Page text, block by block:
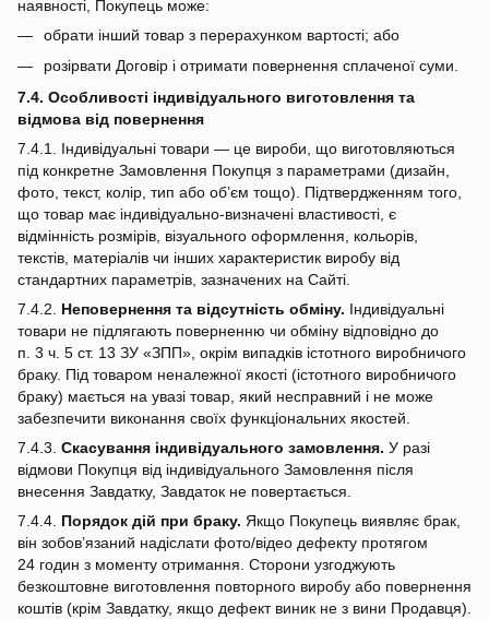
наявності, Покупець може:
обрати інший товар з перерахунком вартості; або
розірвати Договір і отримати повернення сплаченої суми.
7.4. Особливості індивідуального виготовлення та
відмова від повернення
7.4.1. Індивідуальні товари — це вироби, що виготовляються
під конкретне Замовлення Покупця з параметрами (дизайн,
фото, текст, колір, тип або об’єм тощо). Підтвердженням того,
що товар має індивідуально‑визначені властивості, є
відмінність розмірів, візуального оформлення, кольорів,
текстів, матеріалів чи інших характеристик виробу від
стандартних параметрів, зазначених на Сайті.
7.4.2. Неповернення та відсутність обміну. Індивідуальні
товари не підлягають поверненню чи обміну відповідно до
п. 3 ч. 5 ст. 13 ЗУ «ЗПП», окрім випадків істотного виробничого
браку. Під товаром неналежної якості (істотного виробничого
браку) мається на увазі товар, який несправний і не може
забезпечити виконання своїх функціональних якостей.
7.4.3. Скасування індивідуального замовлення. У разі
відмови Покупця від індивідуального Замовлення після
внесення Завдатку, Завдаток не повертається.
7.4.4. Порядок дій при браку. Якщо Покупець виявляє брак,
він зобов’язаний надіслати фото/відео дефекту протягом
24 годин з моменту отримання. Сторони узгоджують
безкоштовне виготовлення повторного виробу або повернення
коштів (крім Завдатку, якщо дефект виник не з вини Продавця).